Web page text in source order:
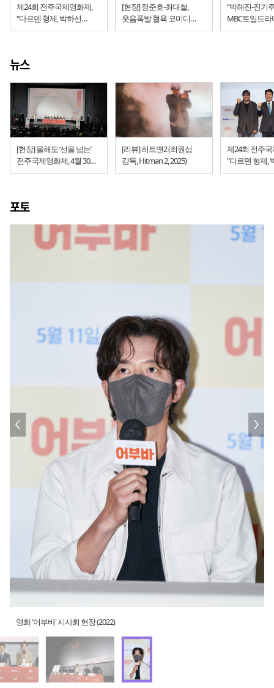
제24회 전주국제영화제,
"다르덴 형제, 박하선
폐막작, 그리고 정준호
[현장] 정준호-최대철,
웃음폭발 혈육 코미디
'어부바'
“박해진-진기
MBC토일드라
쇼타임!’ 제작
뉴스
[현장] 올해도 ‘선을 넘는’
전주국제영화제, 4월 30일
개막
[리뷰] 히트맨2 (최원섭
감독, Hitman 2, 2025)
제24회 전주
"다르덴 형제,
폐막작, 그리
포토
영화 '어부바' 시사회 현장 (2022)